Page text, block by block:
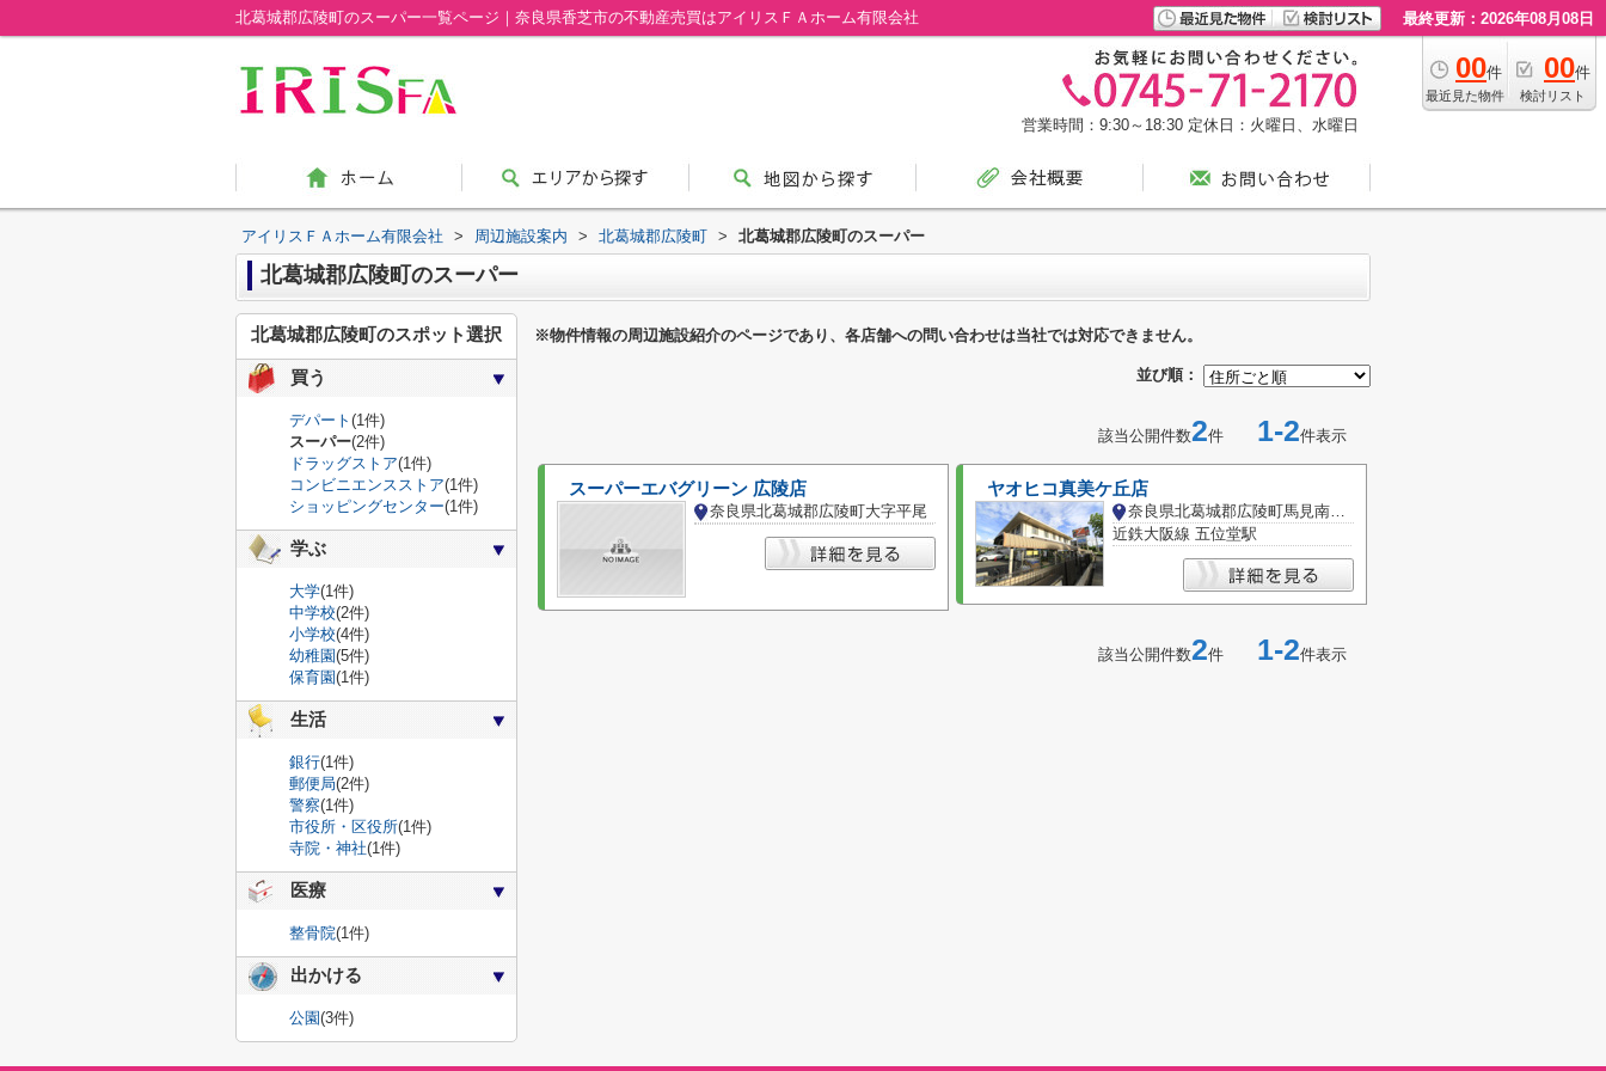
北葛城郡広陵町のスーパー一覧ページ｜奈良県香芝市の不動産売買はアイリスＦＡホーム有限会社 最終更新：2026年08月08日
00件
最近見た物件
00件
検討リスト
営業時間：9:30～18:30 定休日：火曜日、水曜日
アイリスＦＡホーム有限会社 > 周辺施設案内 > 北葛城郡広陵町 > 北葛城郡広陵町のスーパー
北葛城郡広陵町のスーパー
※物件情報の周辺施設紹介のページであり、各店舗への問い合わせは当社では対応できません。
並び順：
該当公開件数2件 1-2件表示
スーパーエバグリーン 広陵店
奈良県北葛城郡広陵町大字平尾
ヤオヒコ真美ケ丘店
奈良県北葛城郡広陵町馬見南１丁目
近鉄大阪線 五位堂駅
該当公開件数2件 1-2件表示
北葛城郡広陵町のスポット選択
買う
デパート (1件)
スーパー(2件)
ドラッグストア(1件)
コンビニエンスストア(1件)
ショッピングセンター(1件)
学ぶ
大学(1件)
中学校(2件)
小学校(4件)
幼稚園(5件)
保育園(1件)
生活
銀行(1件)
郵便局(2件)
警察(1件)
市役所・区役所(1件)
寺院・神社(1件)
医療
整骨院(1件)
出かける
公園(3件)